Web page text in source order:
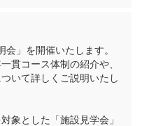
」を開催いたします。
貫コース体制の紹介や、
いて詳しくご説明いたし
象とした「施設見学会」